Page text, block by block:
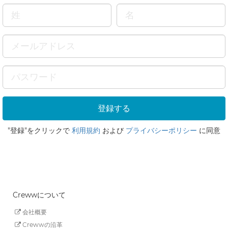
"登録"をクリックで 利用規約 および プライバシーポリシー に同意
Crewwについて
会社概要
Crewwの沿革